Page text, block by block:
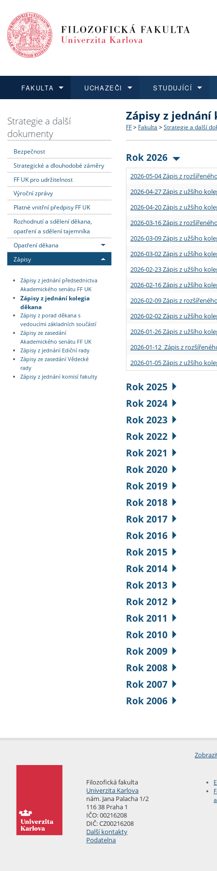
FAKULTA
Dozvědět se více
Struktura a historie
Strategie a další
Podpora a benefity pro
Absolventi fakulty
UCHAZEČI
Podat přihlášku
Co studovat a jak se
Učitelské studijní
Informace k průběhu
STUDUJÍCÍ
Dozvědět se více
Bakalářské a magisterské
Doktorské studium
Rigorózní řízení
Dozvědět se více
O vědě a výzkumu na FF
Akademické kvalifikace
Granty a projekty
Dozvědět se více
Aktuální nabídky a
Vyjíždějící studenti
Přijíždějící studenti
Vyjíždějící zaměstnanci
Strategie a další
dokumenty
Bezpečnost
Strategické a dlouhodobé záměry
FF UK pro udržitelnost
Výroční zprávy
Platné vnitřní předpisy FF UK
Rozhodnutí a sdělení děkana,
opatření a sdělení tajemníka
Opatření děkana
Zápisy
Zápisy z jednání předsednictva
Akademického senátu FF UK
Zápisy z jednání kolegia
děkana
Zápisy z porad děkana s
vedoucími základních součástí
Zápisy ze zasedání
Akademického senátu FF UK
Zápisy z jednání Ediční rady
Zápisy ze zasedání Vědecké
rady
Zápisy z jednání komisí fakulty
Zápisy z jednání
FF > Fakulta > Strategie a další
Rok 2026
2026-05-04 Zápis z
2026-04-27 Zápis z užšího
2026-04-20 Zápis z užšího
2026-03-16 Zápis z
2026-03-09 Zápis z užšího
2026-03-02 Zápis z užšího
2026-02-23 Zápis z užšího
2026-02-16 Zápis z užšího
2026-02-09 Zápis z
2026-02-02 Zápis z užšího
2026-01-26 Zápis z užšího
2026-01-12 Zápis z
2026-01-05 Zápis z užšího
Rok 2025
Rok 2024
Rok 2023
Rok 2022
Rok 2021
Rok 2020
Rok 2019
Rok 2018
Rok 2017
Rok 2016
Rok 2015
Rok 2014
Rok 2013
Rok 2012
Rok 2011
Rok 2010
Rok 2009
Rok 2008
Rok 2007
Rok 2006
Filozofická fakulta
Univerzita Karlova
nám. Jana Palacha 1/2
116 38 Praha 1
IČO: 00216208
DIČ: CZ00216208
Další kontakty
Podatelna